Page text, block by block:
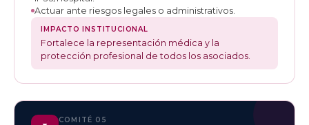
Actuar ante riesgos legales o administrativos.
IMPACTO INSTITUCIONAL
Fortalece la representación médica y la
protección profesional de todos los asociados.
COMITÉ 05